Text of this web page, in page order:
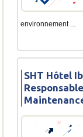
environnement ...
SHT Hôtel